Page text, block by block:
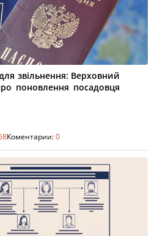
звільнення: Верховний
поновлення посадовця
Коментарии:0